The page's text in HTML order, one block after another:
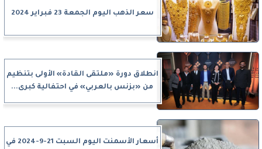
سعر الذهب اليوم الجمعة 23 فبراير 2024
انطلاق دورة «ملتقى القادة» الأولى بتنظيم
من «بزنس بالعربي» في احتفالية كبرى...
أسعار الأسمنت اليوم السبت 21-9-2024 في